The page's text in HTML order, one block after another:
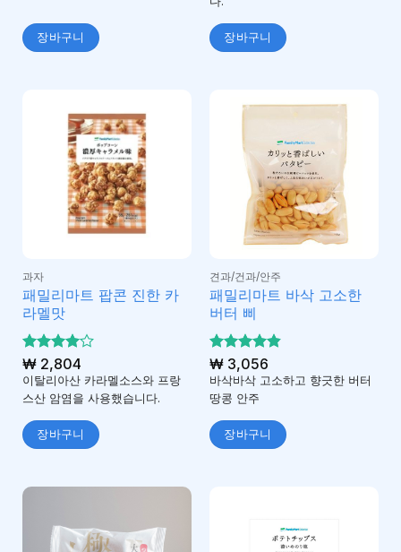
장바구니 장바구니
과자
패밀리마트 팝콘 진한 카
라멜맛
5 중에서
4로 평
가됨
₩2,804
이탈리아산 카라멜소스와 프랑
스산 암염을 사용했습니다.
장바구니
견과/건과/안주
패밀리마트 바삭 고소한
버터 삐
5 중에서
4.8로 평
가됨
₩3,056
바삭바삭 고소하고 향긋한 버터
땅콩 안주
장바구니